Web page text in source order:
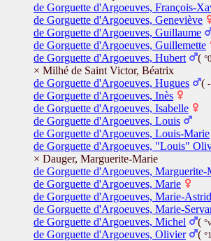
de Gorguette d'Argoeuves, François-
de Gorguette d'Argoeuves, Geneviève
de Gorguette d'Argoeuves, Guillaume
de Gorguette d'Argoeuves, Guillemette
de Gorguette d'Argoeuves, Hubert
(
× Milhé de Saint Victor, Béatrix
de Gorguette d'Argoeuves, Hugues
(
de Gorguette d'Argoeuves, Inès
de Gorguette d'Argoeuves, Isabelle
de Gorguette d'Argoeuves, Louis
de Gorguette d'Argoeuves, Louis-Marie
de Gorguette d'Argoeuves, "Louis"
× Dauger, Marguerite-Marie
de Gorguette d'Argoeuves, Marguerite-
de Gorguette d'Argoeuves, Marie
de Gorguette d'Argoeuves, Marie-Astrid
de Gorguette d'Argoeuves, Marie-
de Gorguette d'Argoeuves, Michel
(
de Gorguette d'Argoeuves, Olivier
(